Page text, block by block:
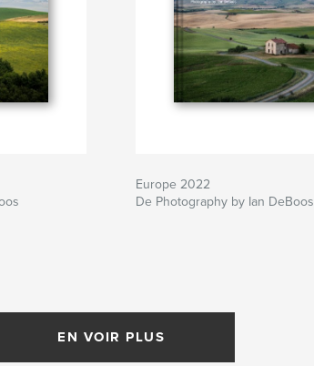
Europe 2022
De Photography by Ian DeBoos
EN VOIR PLUS